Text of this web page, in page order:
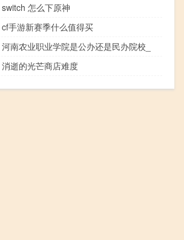
switch 怎么下原神
cf手游新赛季什么值得买
河南农业职业学院是公办还是民办院校_
消逝的光芒商店难度